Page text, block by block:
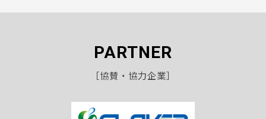
PARTNER
［協賛・協力企業］